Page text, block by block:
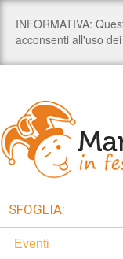
SFOGLIA:
Eventi